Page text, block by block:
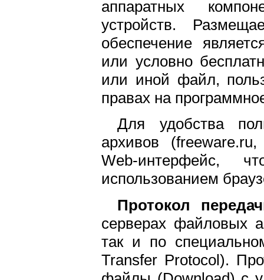
аппаратных
устройств.
обеспечение
или условно
или иной файл,
правах на
Для удобства
архивов
Web-интерфейс,
использованием
Протокол
серверах файловых
так и по
Transfer Protocol).